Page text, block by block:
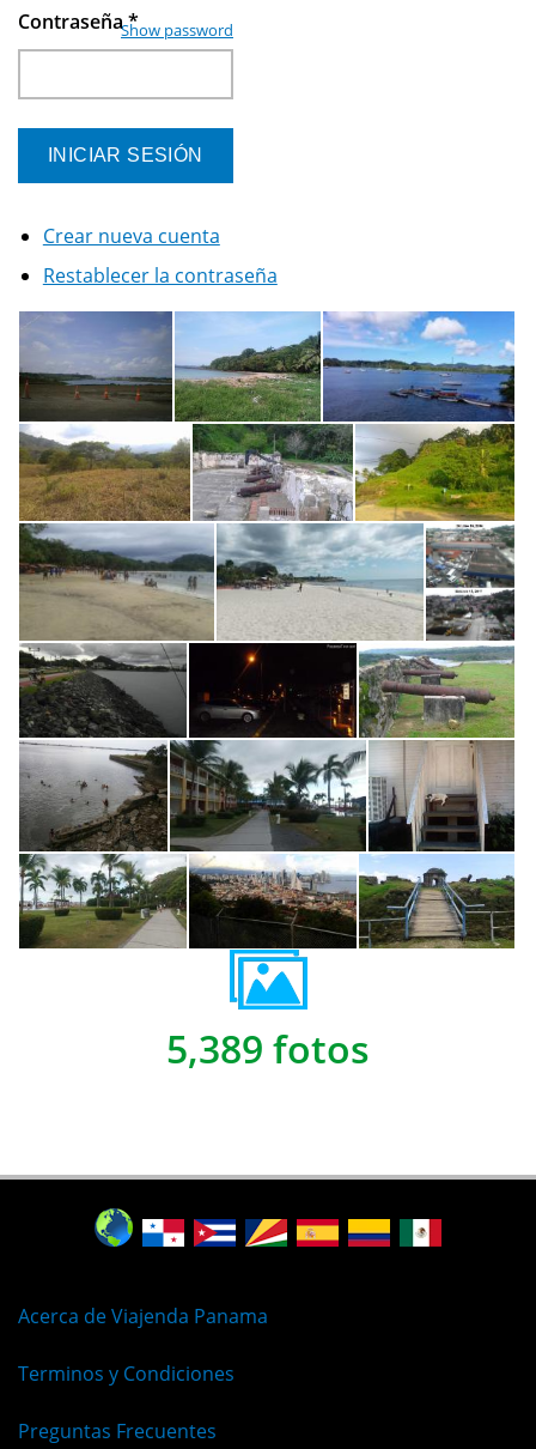
Contraseña*
Show password
Crear nueva cuenta
Restablecer la contraseña
5,389 fotos
Acerca de Viajenda Panama
Terminos y Condiciones
Preguntas Frecuentes